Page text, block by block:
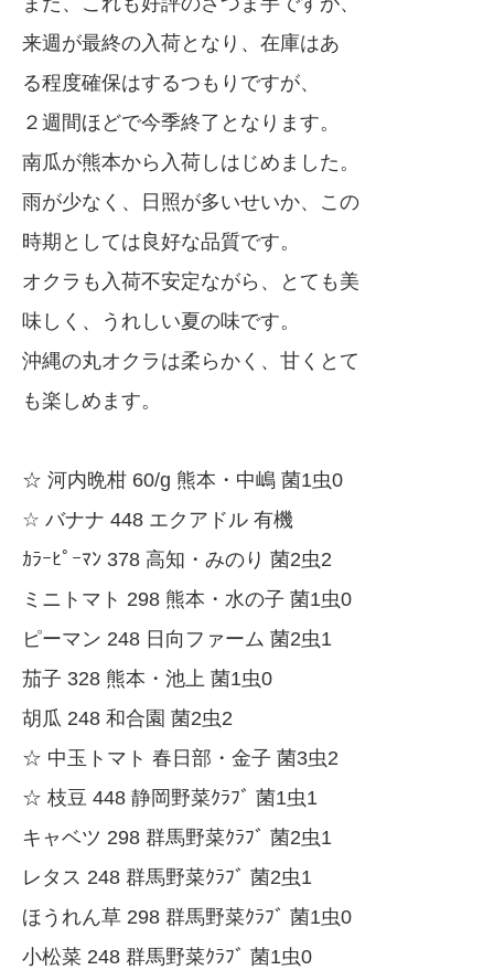
来週が最終の入荷となり、在庫はあ
る程度確保はするつもりですが、
２週間ほどで今季終了となります。
南瓜が熊本から入荷しはじめました。
雨が少なく、日照が多いせいか、この
時期としては良好な品質です。
オクラも入荷不安定ながら、とても美
味しく、うれしい夏の味です。
沖縄の丸オクラは柔らかく、甘くとて
も楽しめます。
☆ 河内晩柑 60/g 熊本・中嶋 菌1虫0
☆ バナナ 448 エクアドル 有機
ｶﾗｰﾋﾟｰﾏﾝ 378 高知・みのり 菌2虫2
ミニトマト 298 熊本・水の子 菌1虫0
ピーマン 248 日向ファーム 菌2虫1
茄子 328 熊本・池上 菌1虫0
胡瓜 248 和合園 菌2虫2
☆ 中玉トマト 春日部・金子 菌3虫2
☆ 枝豆 448 静岡野菜ｸﾗﾌﾞ 菌1虫1
キャベツ 298 群馬野菜ｸﾗﾌﾞ 菌2虫1
レタス 248 群馬野菜ｸﾗﾌﾞ 菌2虫1
ほうれん草 298 群馬野菜ｸﾗﾌﾞ 菌1虫0
小松菜 248 群馬野菜ｸﾗﾌﾞ 菌1虫0